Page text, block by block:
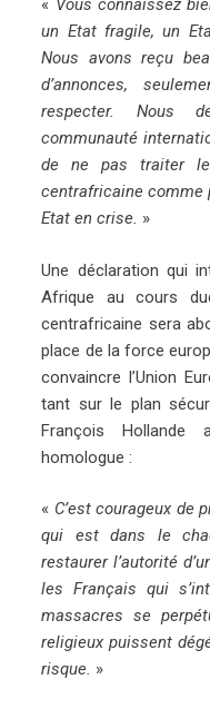
« Vous connaissez
un Etat fragile, un
Nous avons reçu
d’annonces,
respecter. Nous
communauté
de ne pas traiter
centrafricaine comme
Etat en crise. »
Une déclaration qui
Afrique au cours
centrafricaine sera
place de la force
convaincre l’Union
tant sur le plan
François
homologue :
« C’est courageux de
qui est dans le
restaurer l’autorité
les Français qui
massacres se
religieux puissent
risque. »